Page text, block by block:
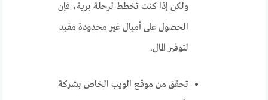
ولكن إذا كنت تخطط لرحلة برية، فإن
الحصول على أميال غير محدودة مفيد
لتوفير المال.
تحقق من موقع الويب الخاص بشركة